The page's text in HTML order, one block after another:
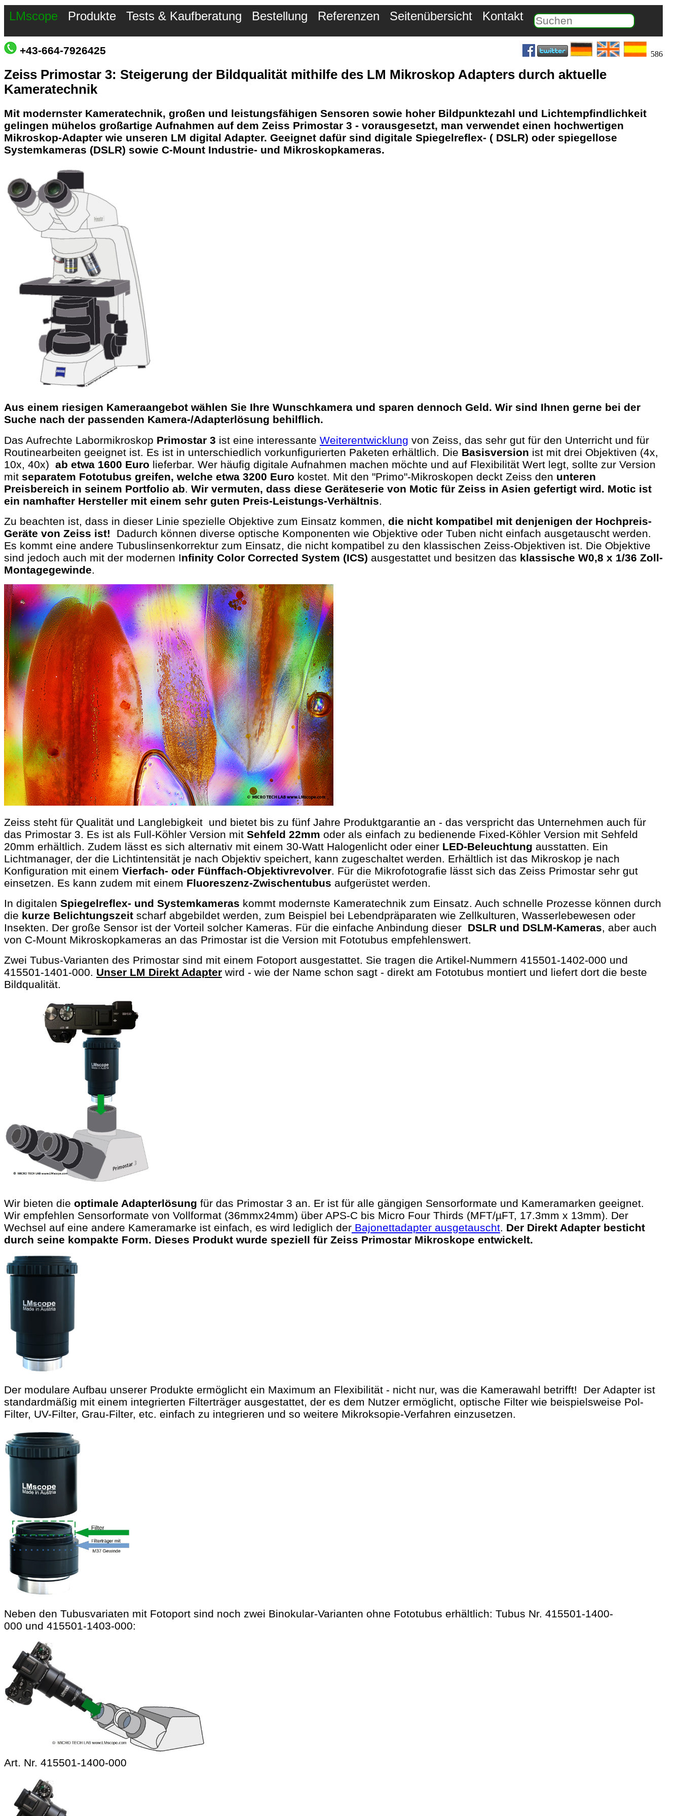
LMscope Produkte Tests & Kaufberatung Bestellung Referenzen Seitenübersicht Kontakt
+43-664-7926425 586
Zeiss Primostar 3: Steigerung der Bildqualität mithilfe des LM Mikroskop Adapters durch aktuelle
Kameratechnik
Mit modernster Kameratechnik, großen und leistungsfähigen Sensoren sowie hoher Bildpunktezahl und Lichtempfindlichkeit
gelingen mühelos großartige Aufnahmen auf dem Zeiss Primostar 3 - vorausgesetzt, man verwendet einen hochwertigen
Mikroskop-Adapter wie unseren LM digital Adapter. Geeignet dafür sind digitale Spiegelreflex- ( DSLR) oder spiegellose
Systemkameras (DSLR) sowie C-Mount Industrie- und Mikroskopkameras.
Aus einem riesigen Kameraangebot wählen Sie Ihre Wunschkamera und sparen dennoch Geld. Wir sind Ihnen gerne bei der
Suche nach der passenden Kamera-/Adapterlösung behilflich.
Das Aufrechte Labormikroskop Primostar 3 ist eine interessante Weiterentwicklung von Zeiss, das sehr gut für den Unterricht und für
Routinearbeiten geeignet ist. Es ist in unterschiedlich vorkunfigurierten Paketen erhältlich. Die Basisversion ist mit drei Objektiven (4x,
10x, 40x) ab etwa 1600 Euro lieferbar. Wer häufig digitale Aufnahmen machen möchte und auf Flexibilität Wert legt, sollte zur Version
mit separatem Fototubus greifen, welche etwa 3200 Euro kostet. Mit den "Primo"-Mikroskopen deckt Zeiss den unteren
Preisbereich in seinem Portfolio ab. Wir vermuten, dass diese Geräteserie von Motic für Zeiss in Asien gefertigt wird. Motic ist
ein namhafter Hersteller mit einem sehr guten Preis-Leistungs-Verhältnis.
Zu beachten ist, dass in dieser Linie spezielle Objektive zum Einsatz kommen, die nicht kompatibel mit denjenigen der Hochpreis-
Geräte von Zeiss ist! Dadurch können diverse optische Komponenten wie Objektive oder Tuben nicht einfach ausgetauscht werden.
Es kommt eine andere Tubuslinsenkorrektur zum Einsatz, die nicht kompatibel zu den klassischen Zeiss-Objektiven ist. Die Objektive
sind jedoch auch mit der modernen Infinity Color Corrected System (ICS) ausgestattet und besitzen das klassische W0,8 x 1/36 Zoll-
Montagegewinde.
Zeiss steht für Qualität und Langlebigkeit und bietet bis zu fünf Jahre Produktgarantie an - das verspricht das Unternehmen auch für
das Primostar 3. Es ist als Full-Köhler Version mit Sehfeld 22mm oder als einfach zu bedienende Fixed-Köhler Version mit Sehfeld
20mm erhältlich. Zudem lässt es sich alternativ mit einem 30-Watt Halogenlicht oder einer LED-Beleuchtung ausstatten. Ein
Lichtmanager, der die Lichtintensität je nach Objektiv speichert, kann zugeschaltet werden. Erhältlich ist das Mikroskop je nach
Konfiguration mit einem Vierfach- oder Fünffach-Objektivrevolver. Für die Mikrofotografie lässt sich das Zeiss Primostar sehr gut
einsetzen. Es kann zudem mit einem Fluoreszenz-Zwischentubus aufgerüstet werden.
In digitalen Spiegelreflex- und Systemkameras kommt modernste Kameratechnik zum Einsatz. Auch schnelle Prozesse können durch
die kurze Belichtungszeit scharf abgebildet werden, zum Beispiel bei Lebendpräparaten wie Zellkulturen, Wasserlebewesen oder
Insekten. Der große Sensor ist der Vorteil solcher Kameras. Für die einfache Anbindung dieser DSLR und DSLM-Kameras, aber auch
von C-Mount Mikroskopkameras an das Primostar ist die Version mit Fototubus empfehlenswert.
Zwei Tubus-Varianten des Primostar sind mit einem Fotoport ausgestattet. Sie tragen die Artikel-Nummern 415501-1402-000 und
415501-1401-000. Unser LM Direkt Adapter wird - wie der Name schon sagt - direkt am Fototubus montiert und liefert dort die beste
Bildqualität.
Wir bieten die optimale Adapterlösung für das Primostar 3 an. Er ist für alle gängigen Sensorformate und Kameramarken geeignet.
Wir empfehlen Sensorformate von Vollformat (36mmx24mm) über APS-C bis Micro Four Thirds (MFT/µFT, 17.3mm x 13mm). Der
Wechsel auf eine andere Kameramarke ist einfach, es wird lediglich der Bajonettadapter ausgetauscht. Der Direkt Adapter besticht
durch seine kompakte Form. Dieses Produkt wurde speziell für Zeiss Primostar Mikroskope entwickelt.
Der modulare Aufbau unserer Produkte ermöglicht ein Maximum an Flexibilität - nicht nur, was die Kamerawahl betrifft! Der Adapter ist
standardmäßig mit einem integrierten Filterträger ausgestattet, der es dem Nutzer ermöglicht, optische Filter wie beispielsweise Pol-
Filter, UV-Filter, Grau-Filter, etc. einfach zu integrieren und so weitere Mikroksopie-Verfahren einzusetzen.
Neben den Tubusvariaten mit Fotoport sind noch zwei Binokular-Varianten ohne Fototubus erhältlich: Tubus Nr. 415501-1400-
000 und 415501-1403-000:
Art. Nr. 415501-1400-000